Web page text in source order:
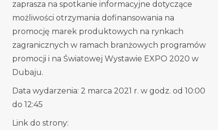
zaprasza na spotkanie informacyjne dotyczące
możliwości otrzymania dofinansowania na
promocję marek produktowych na rynkach
zagranicznych w ramach branżowych programów
promocji i na Światowej Wystawie EXPO 2020 w
Dubaju.
Data wydarzenia: 2 marca 2021 r. w godz. od 10:00
do 12:45
Link do strony: